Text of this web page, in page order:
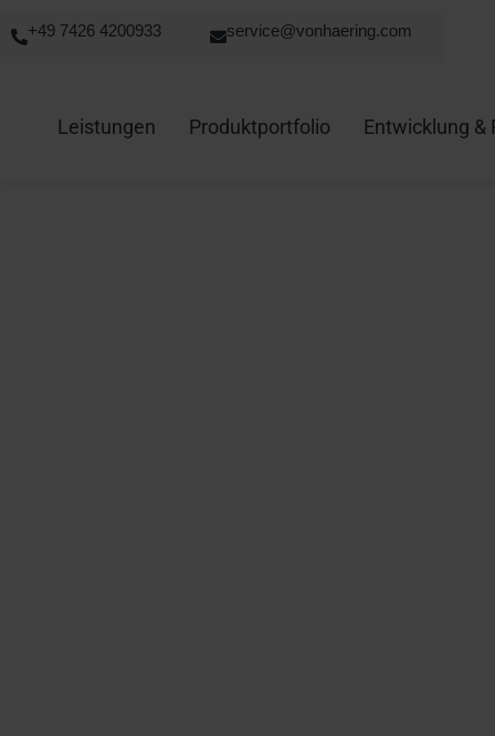
+49 7426 4200933 service@vonhaering.com
Leistungen Produktportfolio Entwicklung &